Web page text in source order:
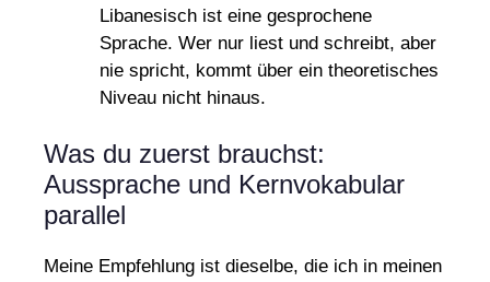
Libanesisch ist eine gesprochene
Sprache. Wer nur liest und schreibt, aber
nie spricht, kommt über ein theoretisches
Niveau nicht hinaus.
Was du zuerst brauchst:
Aussprache und Kernvokabular
parallel
Meine Empfehlung ist dieselbe, die ich in meinen